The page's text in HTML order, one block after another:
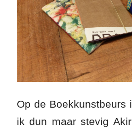
Op de Boekkunstbeurs
ik dun maar stevig